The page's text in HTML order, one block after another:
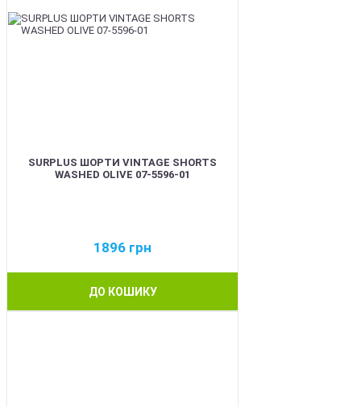
SURPLUS ШОРТИ VINTAGE SHORTS
WASHED OLIVE 07-5596-01
1896 грн
ДО КОШИКУ